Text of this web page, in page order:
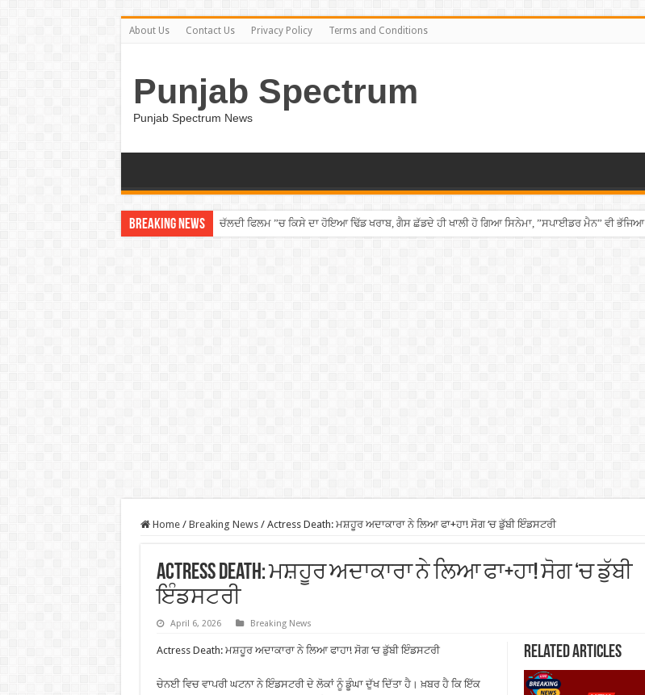
About Us Contact Us Privacy Policy Terms and Conditions
Punjab Spectrum
Punjab Spectrum News
Breaking News ਚੱਲਦੀ ਫਿਲਮ ”ਚ ਕਿਸੇ ਦਾ ਹੋਇਆ ਢਿੱਡ ਖਰਾਬ, ਗੈਸ ਛੱਡਦੇ ਹੀ ਖਾਲੀ ਹੋ ਗਿਆ ਸਿਨੇਮਾ, ”ਸਪਾਈਡਰ ਮੈਨ” ਵੀ ਭੱਜਿਆ
Punjab ”ਚ ਵੱਡੀ ਵਾਰਦਾਤ! ਰਾਹ ”ਚ ਘੇਰ ਨੌਜਵਾਨ ਦਾ ਸ਼ਰੇਆਮ ਗੋਲ਼ੀਆਂ ਮਾਰ ਕੇ ਕੀਤਾ ਕਤਲ
Home / Breaking News / Actress Death: ਮਸ਼ਹੂਰ ਅਦਾਕਾਰਾ ਨੇ ਲਿਆ ਫਾ+ਹਾ! ਸੋਗ ‘ਚ ਡੁੱਬੀ ਇੰਡਸਟਰੀ
Actress Death: ਮਸ਼ਹੂਰ ਅਦਾਕਾਰਾ ਨੇ ਲਿਆ ਫਾ+ਹਾ! ਸੋਗ ‘ਚ ਡੁੱਬੀ
ਇੰਡਸਟਰੀ
April 6, 2026 Breaking News
Related Articles
Actress Death: ਮਸ਼ਹੂਰ ਅਦਾਕਾਰਾ ਨੇ ਲਿਆ ਫਾਹਾ! ਸੋਗ ‘ਚ ਡੁੱਬੀ ਇੰਡਸਟਰੀ
ਚੇਨਈ ਵਿਚ ਵਾਪਰੀ ਘਟਨਾ ਨੇ ਇੰਡਸਟਰੀ ਦੇ ਲੋਕਾਂ ਨੂੰ ਡੂੰਘਾ ਦੁੱਖ ਦਿੱਤਾ ਹੈ। ਖ਼ਬਰ ਹੈ ਕਿ ਇੱਕ